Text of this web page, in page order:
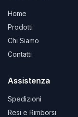
Home
Prodotti
Chi Siamo
Contatti
Assistenza
Spedizioni
Resi e Rimborsi